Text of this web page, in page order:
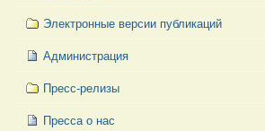
Электронные версии публикаций
Администрация
Пресс-релизы
Пресса о нас